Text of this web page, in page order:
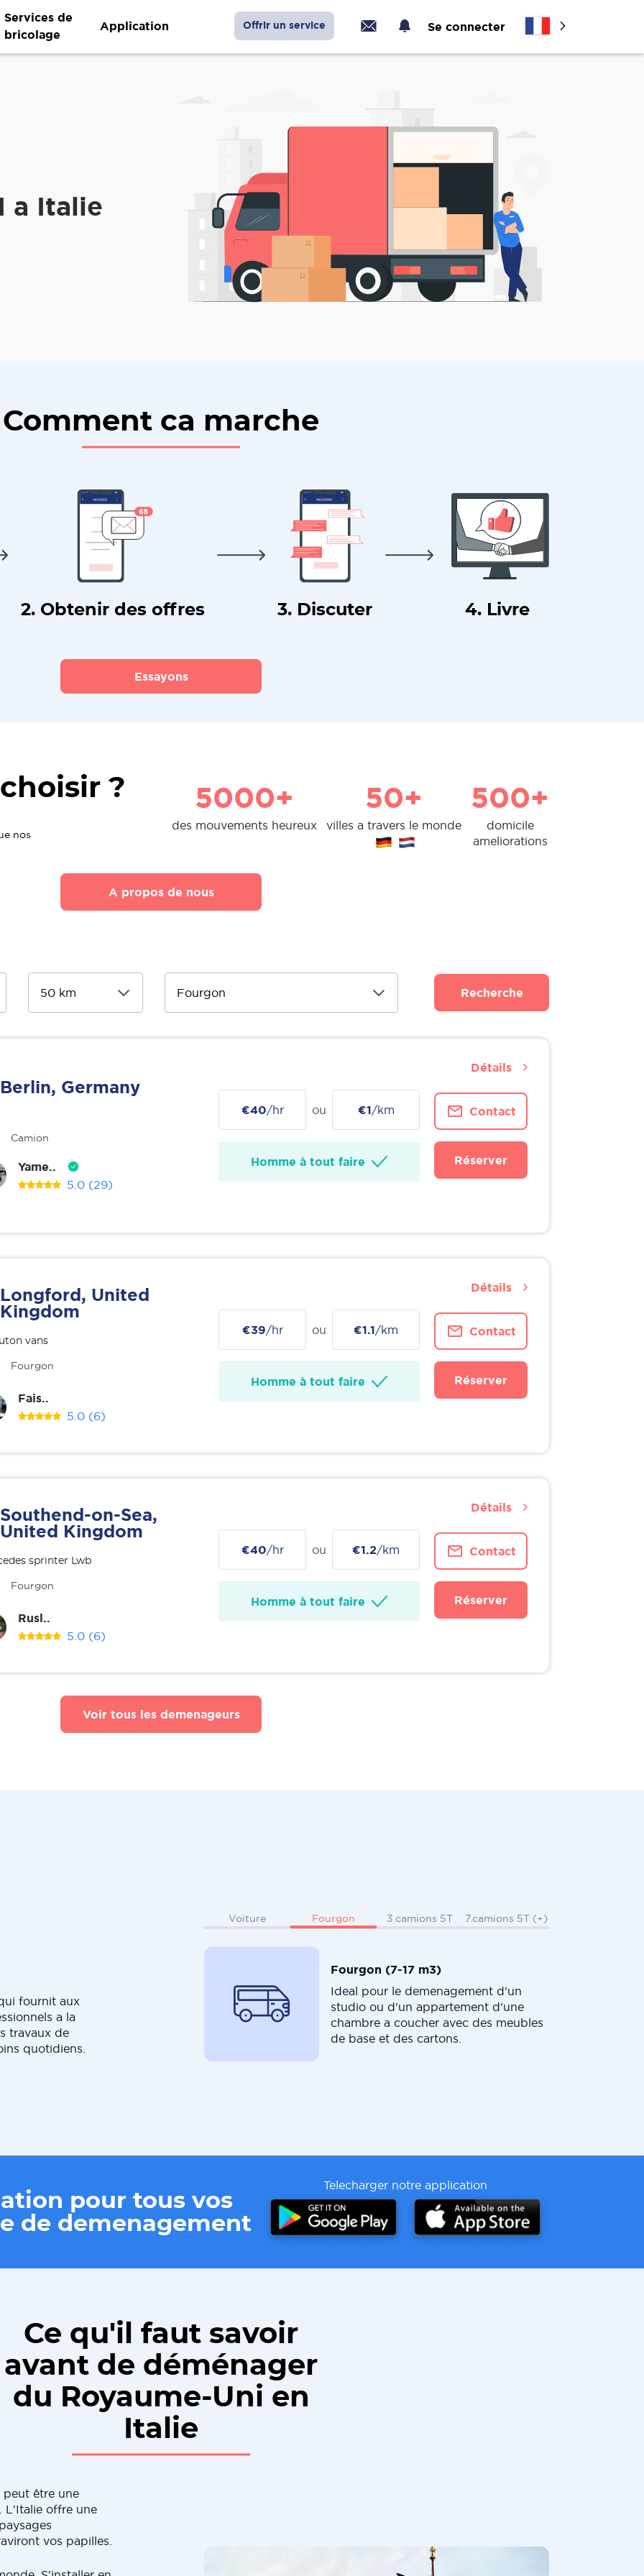
Services de
bricolage
Application Offrir un service Se connecter
a Italie
Comment ca marche
2. Obtenir des offres 3. Discuter 4. Livre
Essayons
?
nos
5000+
des mouvements heureux
50+
villes a travers le monde
500+
domicile
ameliorations
A propos de nous
Recherche
Berlin, Germany
Camion
Yame..
5.0 (29)
€40/hr ou €1/km
Homme à tout faire
Contact
Réserver
Détails
Longford, United
Kingdom
vans
Fourgon
Fais..
5.0 (6)
€39/hr ou €1.1/km
Homme à tout faire
Contact
Réserver
Détails
Southend-on-Sea,
United Kingdom
sprinter Lwb
Fourgon
Rusl..
5.0 (6)
€40/hr ou €1.2/km
Homme à tout faire
Contact
Réserver
Détails
Voir tous les demenageurs
fournit aux
a la
travaux de
quotidiens.
Voiture Fourgon 3.camions 5T 7.camions 5T (+)
Fourgon (7-17 m3)
Ideal pour le demenagement d'un
studio ou d'un appartement d'une
chambre a coucher avec des meubles
de base et des cartons.
pour tous vos
de demenagement
Telecharger notre application
Ce qu'il faut savoir
avant de déménager
du Royaume-Uni en
Italie
peut être une
L'Italie offre une
vos papilles.